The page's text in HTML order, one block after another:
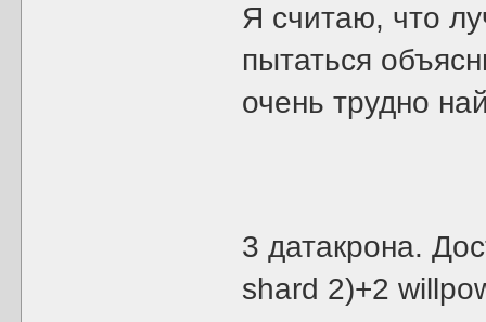
Я считаю, что
пытаться
очень трудно
3 датакрона.
shard 2)+2